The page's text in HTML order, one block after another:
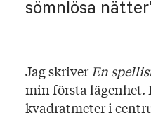
sömnlösa
Jag skriverEn
min första lägenhet.
kvadratmeter i